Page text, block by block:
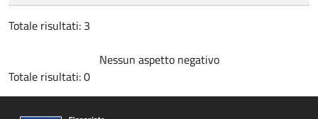
Totale risultati: 3
Nessun aspetto negativo
Totale risultati: 0